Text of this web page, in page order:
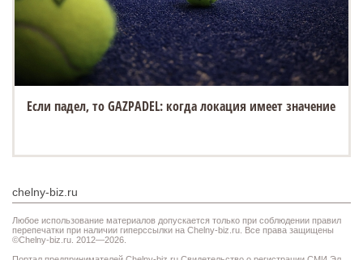
Если падел, то GAZPADEL: когда локация имеет значение
chelny-biz.ru
Любое использование материалов допускается только при соблюдении правил
перепечатки при наличии гиперссылки на Chelny-biz.ru. Все права защищены
©Chelny-biz.ru. 2012—2026.